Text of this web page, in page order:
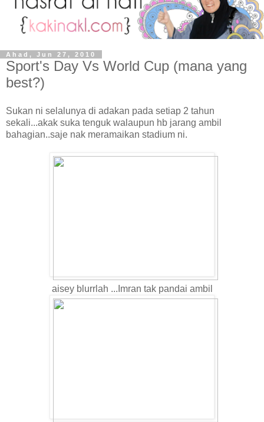
Ahad, Jun 27, 2010
Sport's Day Vs World Cup (mana yang
best?)
Sukan ni selalunya di adakan pada setiap 2 tahun
sekali...akak suka tenguk walaupun hb jarang ambil
bahagian..saje nak meramaikan stadium ni.
aisey blurrlah ...Imran tak pandai ambil